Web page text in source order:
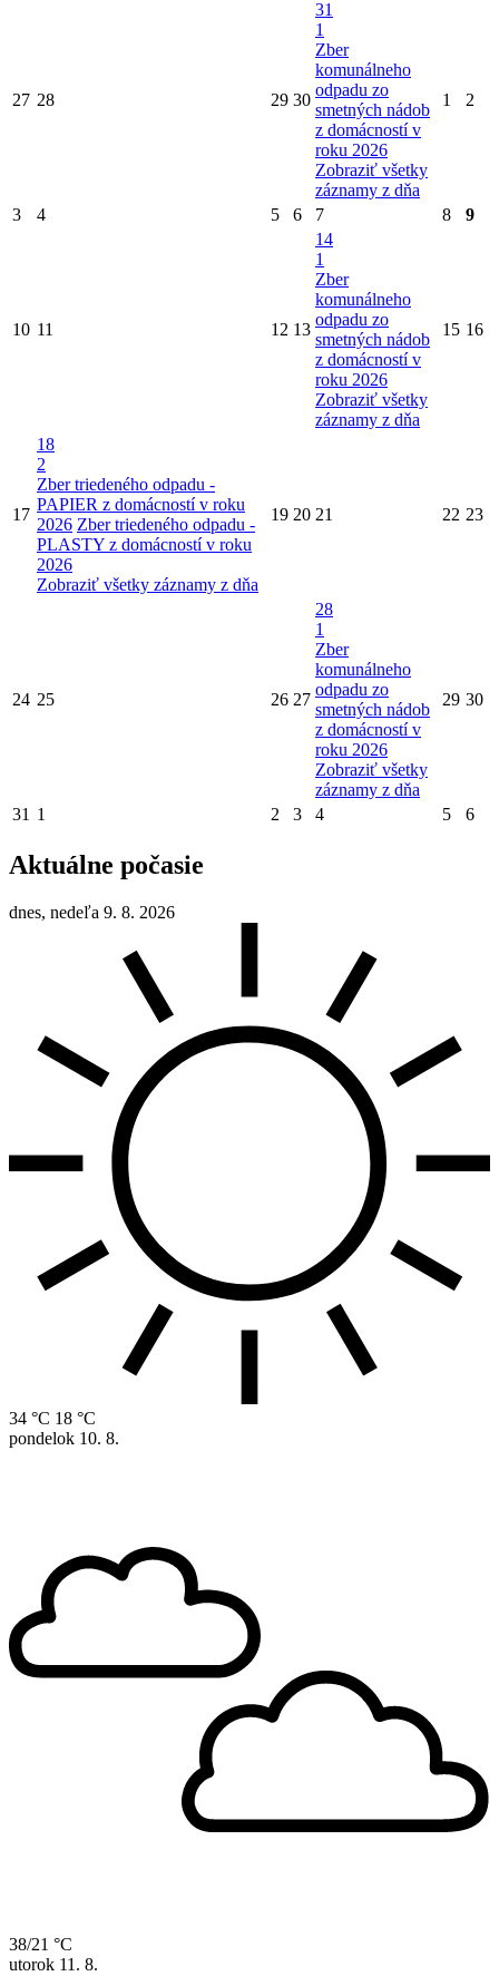
27 28 29 30
31
1
Zber
komunálneho
odpadu zo
smetných nádob
z domácností v
roku 2026
Zobraziť všetky
záznamy z dňa
1 2
3 4 5 6 7 8 9
10 11 12 13
14
1
Zber
komunálneho
odpadu zo
smetných nádob
z domácností v
roku 2026
Zobraziť všetky
záznamy z dňa
15 16
17
18
2
Zber triedeného odpadu -
PAPIER z domácností v roku
2026 Zber triedeného odpadu -
PLASTY z domácností v roku
2026
Zobraziť všetky záznamy z dňa
19 20 21 22 23
24 25 26 27
28
1
Zber
komunálneho
odpadu zo
smetných nádob
z domácností v
roku 2026
Zobraziť všetky
záznamy z dňa
29 30
31 1 2 3 4 5 6
Aktuálne počasie
dnes, nedeľa 9. 8. 2026
34 °C 18 °C
pondelok 10. 8.
38/21 °C
utorok 11. 8.